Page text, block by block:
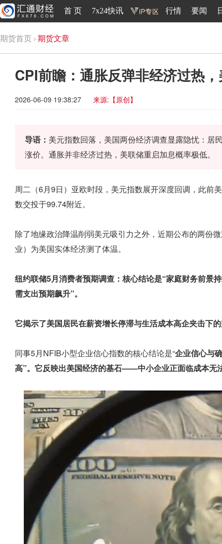
首 页 7x24快讯 行情 要闻
期货首页 期货文章
CPI前瞻：通胀反弹非经济过热
2026-06-09 19:38:27 来源:【原创】
导语： 美元指数回落，美国两份经济调查显露隐忧：居
涨价。通胀并非经济过热，美联储重启加息概率极低。
周二（6月9日）亚欧时段，美元指数展开深度回调，此前
数交投于99.74附近。
除了地缘政治降温削弱美元吸引力之外，近期公布的两份
业）为美国实体经济测了体温。
纽约联储5月消费者预期调查：核心结论是“家庭财务前景
需支出预期飙升”。
它揭示了美国居民在薪资增长停滞与生活成本高企夹击下
同事5月NFIB小型企业信心指数的核心结论是“企业信心与
高”。它反映出美国经济的基石——中小企业正面临成本无